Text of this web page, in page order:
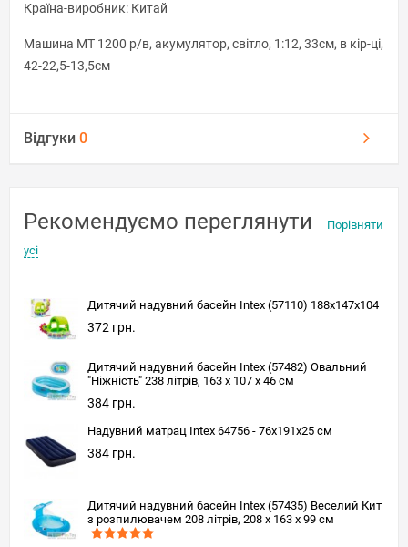
Країна-виробник: Китай
Машина MT 1200 р/в, акумулятор, світло, 1:12, 33см, в кір-ці,
42-22,5-13,5см
Відгуки 0
Рекомендуємо переглянути
Порівняти
усі
Дитячий надувний басейн Intex (57110) 188x147x104
372 грн.
Дитячий надувний басейн Intex (57482) Овальний
"Ніжність" 238 літрів, 163 x 107 x 46 см
384 грн.
Надувний матрац Intex 64756 - 76х191х25 см
384 грн.
Дитячий надувний басейн Intex (57435) Веселий Кит
з розпилювачем 208 літрів, 208 x 163 x 99 см